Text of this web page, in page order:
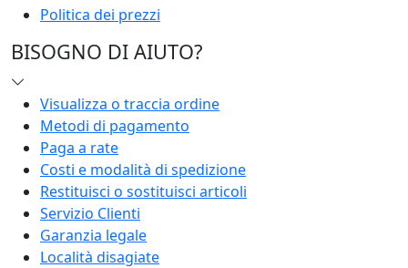
Politica dei prezzi
BISOGNO DI AIUTO?
Visualizza o traccia ordine
Metodi di pagamento
Paga a rate
Costi e modalità di spedizione
Restituisci o sostituisci articoli
Servizio Clienti
Garanzia legale
Località disagiate